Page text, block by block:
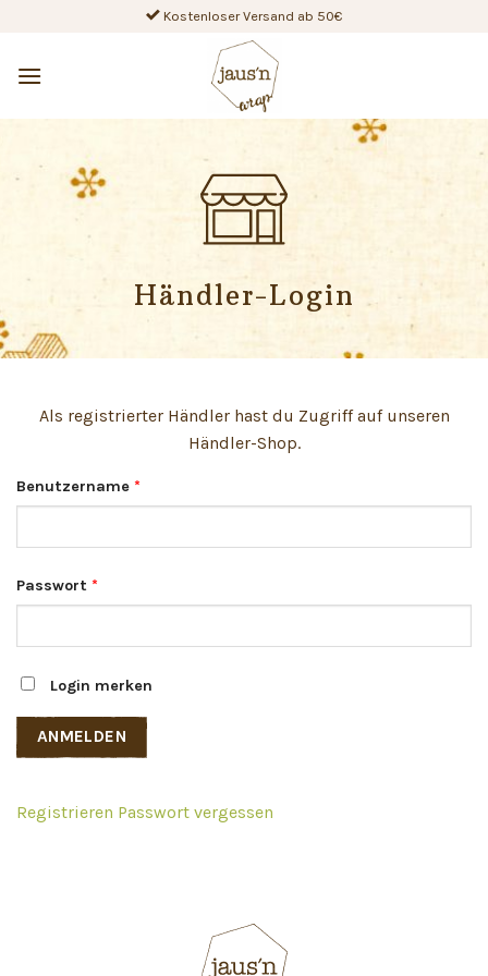
content
Kostenloser Versand ab 50€
Händler-Login
Als registrierter Händler hast du Zugriff auf unseren
Händler-Shop.
Benutzername *
Passwort *
Login merken
Registrieren Passwort vergessen